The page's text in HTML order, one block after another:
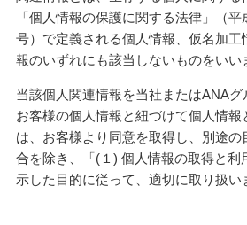
「個人情報の保護に関する法律」（
号）で定義される個人情報、仮名加
報のいずれにも該当しないものをいい
当該個人関連情報を当社またはANA
お客様の個人情報と紐づけて個人情報
は、お客様より同意を取得し、別途
合を除き、「(１) 個人情報の取得と利
示した目的に従って、適切に取り扱い